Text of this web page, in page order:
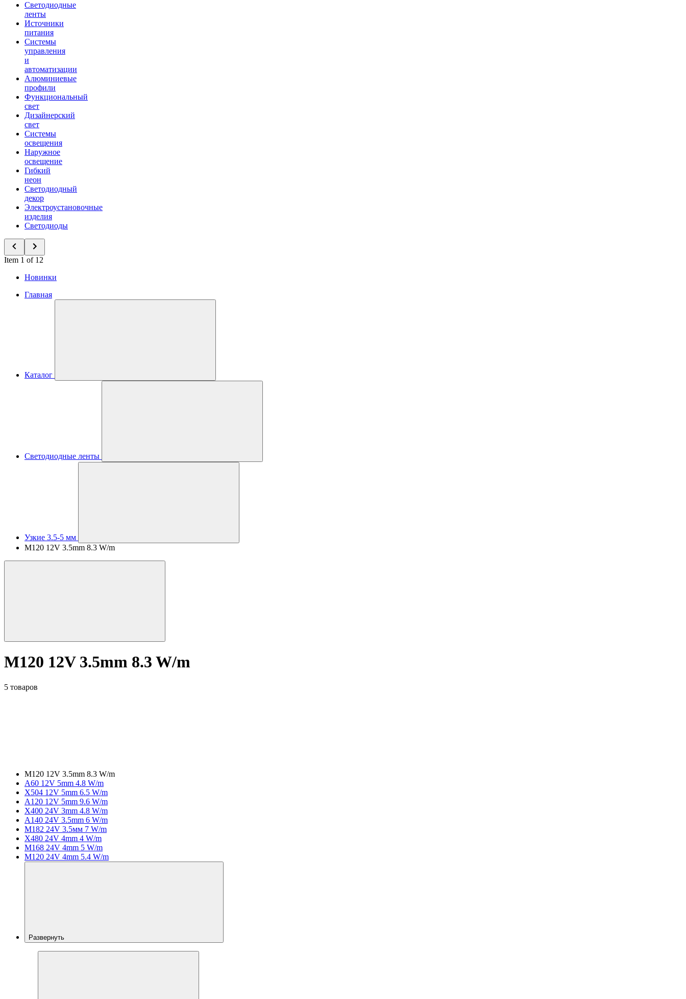
Светодиодные
ленты
Источники
питания
Системы
управления
и
автоматизации
Алюминиевые
профили
Функциональный
свет
Дизайнерский
свет
Системы
освещения
Наружное
освещение
Гибкий
неон
Светодиодный
декор
Электроустановочные
изделия
Светодиоды
Item 1 of 12
Новинки
Главная
Каталог
Светодиодные ленты
Узкие 3.5-5 мм
M120 12V 3.5mm 8.3 W/m
M120 12V 3.5mm 8.3 W/m
5 товаров
M120 12V 3.5mm 8.3 W/m
A60 12V 5mm 4.8 W/m
X504 12V 5mm 6.5 W/m
A120 12V 5mm 9.6 W/m
X400 24V 3mm 4.8 W/m
A140 24V 3.5mm 6 W/m
M182 24V 3.5мм 7 W/m
X480 24V 4mm 4 W/m
M168 24V 4mm 5 W/m
M120 24V 4mm 5.4 W/m
Развернуть